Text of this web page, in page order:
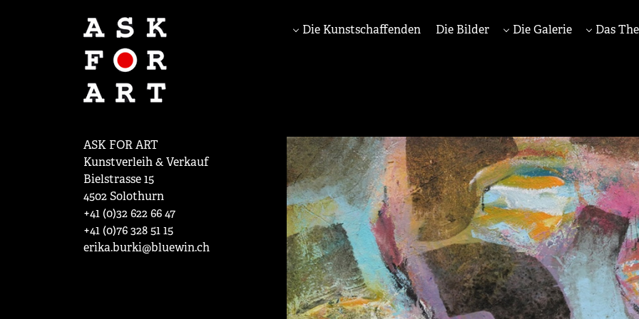
Die Kunstschaffenden Die Bilder Die Galerie Das
ASK FOR ART
Kunstverleih & Verkauf
Bielstrasse 15
4502 Solothurn
+41 (0)32 622 66 47
+41 (0)76 328 51 15
erika.burki@bluewin.ch